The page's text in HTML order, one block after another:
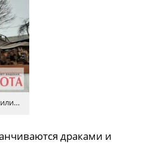
драками и